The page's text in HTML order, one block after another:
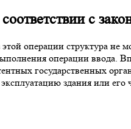
с
операции структура
операции
государственных
здания или его